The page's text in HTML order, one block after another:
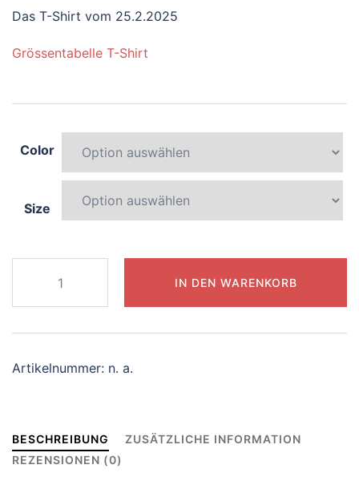
Das T-Shirt vom 25.2.2025
Grössentabelle T-Shirt
Color
Size
dolphin
Menge
IN DEN WARENKORB
Artikelnummer: n. a.
BESCHREIBUNG
ZUSÄTZLICHE INFORMATION
REZENSIONEN (0)